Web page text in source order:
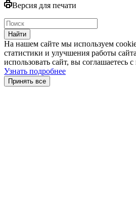
Версия для печати
Найти
На нашем сайте мы используем
статистики и улучшения работы
использовать сайт, вы соглашаетесь
Узнать подробнее
Принять все